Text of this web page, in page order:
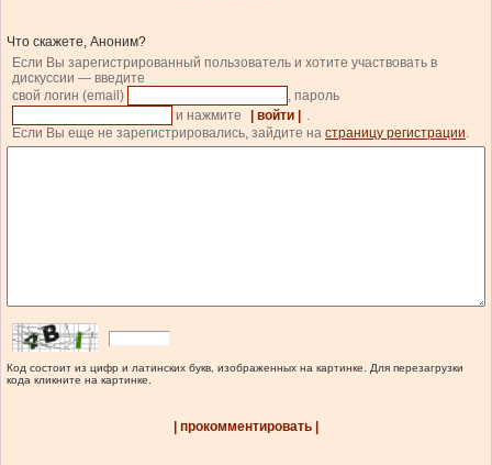
Что скажете, Аноним?
Если Вы зарегистрированный пользователь и хотите участвовать в
дискуссии — введите
свой логин (email)
, пароль
и нажмите
| войти |
.
Если Вы еще не зарегистрировались, зайдите на страницу регистрации.
Код состоит из цифр и латинских букв, изображенных на картинке. Для перезагрузки
кода кликните на картинке.
| прокомментировать |